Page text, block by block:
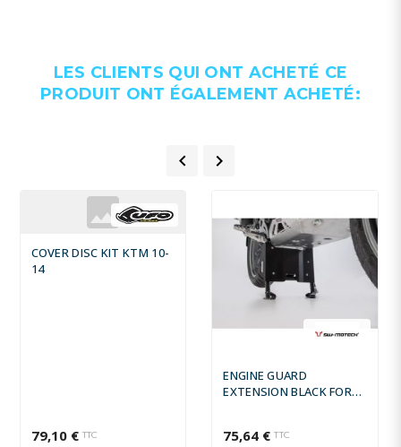
LES CLIENTS QUI ONT ACHETÉ CE
PRODUIT ONT ÉGALEMENT ACHETÉ:
 
COVER DISC KIT KTM 10-
14
79,10 € TTC
ENGINE GUARD
EXTENSION BLACK FOR
75,64 € TTC